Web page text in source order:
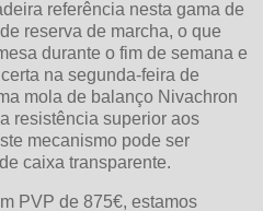
referência nesta gama de
reserva de marcha, o que
durante o fim de semana e
na segunda-feira de
mola de balanço Nivachron
resistência superior aos
mecanismo pode ser
caixa transparente.
PVP de 875€, estamos